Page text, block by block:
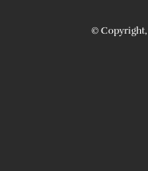
©